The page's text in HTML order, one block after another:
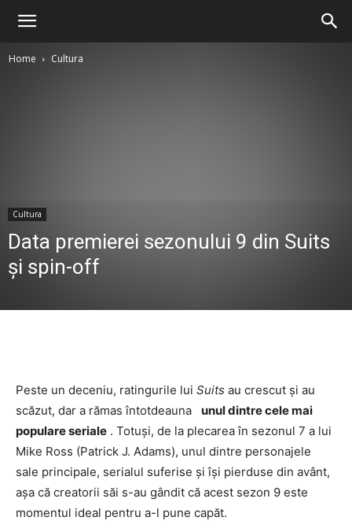
Home Cultura
Cultura
Data premierei sezonului 9 din Suits
și spin-off
Peste un deceniu, ratingurile lui Suits au crescut și au
scăzut, dar a rămas întotdeauna unul dintre cele mai
populare seriale . Totuși, de la plecarea în sezonul 7 a lui
Mike Ross (Patrick J. Adams), unul dintre personajele
sale principale, serialul suferise și își pierduse din avânt,
așa că creatorii săi s-au gândit că acest sezon 9 este
momentul ideal pentru a-l pune capăt.